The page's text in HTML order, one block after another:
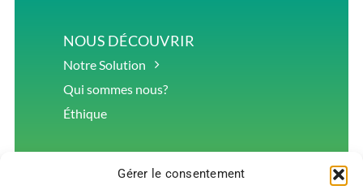
Gérer le consentement
NOUS DÉCOUVRIR
Notre Solution
Qui sommes nous?
Éthique